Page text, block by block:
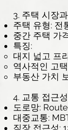
3. 주택 시장
주택 유형: 전
중간 주택 가
특징:
대지 넓고 프
역사적인 고
부동산 가치
4. 교통 접근성
도로망:
대중교통:
직장 접근성: